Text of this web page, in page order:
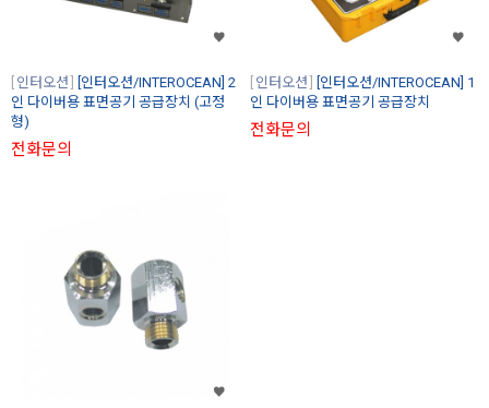
인터오션
[인터오션/INTEROCEAN] 2
인 다이버용 표면공기 공급장치 (고정
형)
전화문의
인터오션
[인터오션/INTEROCEAN] 1
인 다이버용 표면공기 공급장치
전화문의